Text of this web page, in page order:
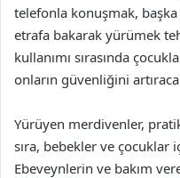
telefonla konuşmak,
etrafa bakarak yürümek
kullanımı sırasında
onların güvenliğini
Yürüyen merdivenler,
sıra, bebekler ve
Ebeveynlerin ve bakım